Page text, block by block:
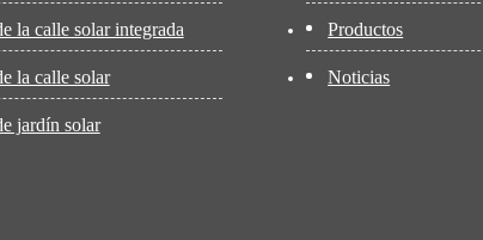
la calle solar integrada
la calle solar
jardín solar
Productos
Noticias